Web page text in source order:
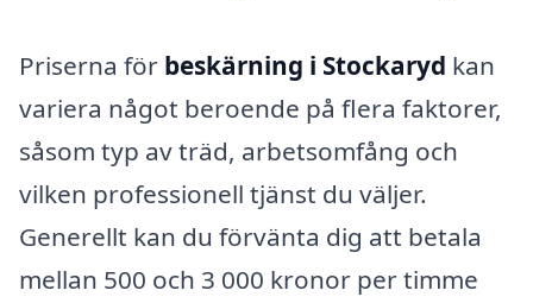
Priserna för beskärning i Stockaryd kan
variera något beroende på flera faktorer,
såsom typ av träd, arbetsomfång och
vilken professionell tjänst du väljer.
Generellt kan du förvänta dig att betala
mellan 500 och 3 000 kronor per timme